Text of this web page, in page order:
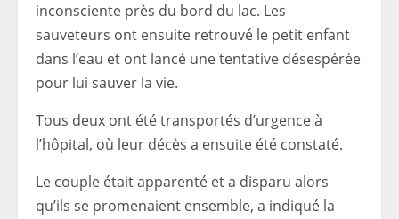
inconsciente près du bord du lac. Les
sauveteurs ont ensuite retrouvé le petit enfant
dans l’eau et ont lancé une tentative désespérée
pour lui sauver la vie.
Tous deux ont été transportés d’urgence à
l’hôpital, où leur décès a ensuite été constaté.
Le couple était apparenté et a disparu alors
qu’ils se promenaient ensemble, a indiqué la